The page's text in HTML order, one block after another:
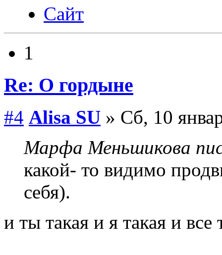
Сайт
1
Re: О гордыне
#4 Alisa SU » Сб, 10
Марфа Меньшикова
какой- то видимо
себя).
и ты такая и я такая и все